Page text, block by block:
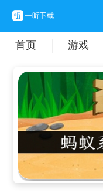
首页 游戏